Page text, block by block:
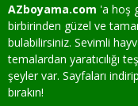
AZboyama.com 'a hoş
birbirinden güzel ve
bulabilirsiniz. Sevimli
temalardan yaratıcılığı
şeyler var. Sayfaları
bırakın!